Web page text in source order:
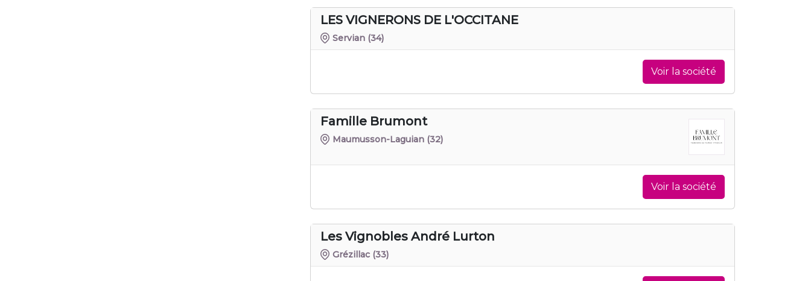
LES VIGNERONS DE L'OCCITANE
Servian (34)
Voir la société
Famille Brumont
Maumusson-Laguian (32)
Voir la société
Les Vignobles André Lurton
Grézillac (33)